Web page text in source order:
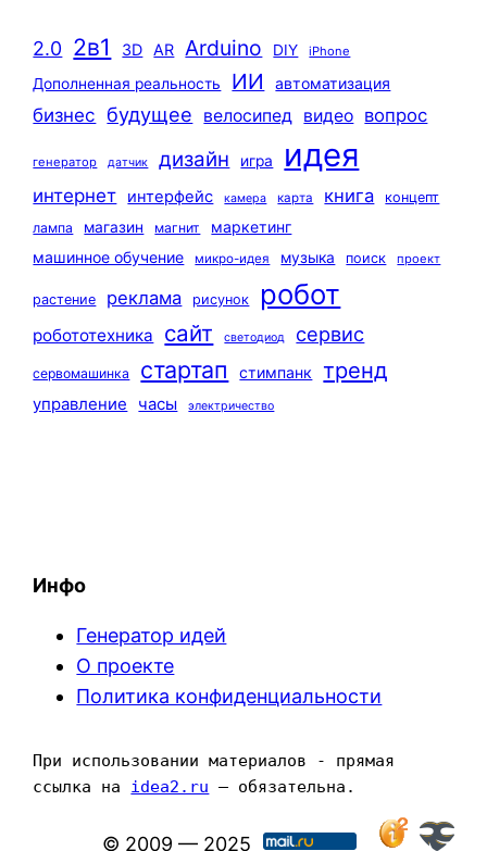
2.0 2в1 3D AR Arduino DIY iPhone
Дополненная реальность ИИ автоматизация
бизнес будущее велосипед видео вопрос
генератор датчик дизайн игра идея
интернет интерфейс камера карта книга
концепт
лампа
магазин магнит
маркетинг
машинное обучение
микро-идея музыка поиск проект
растение реклама рисунок робот
робототехника сайт светодиод сервис
сервомашинка стартап стимпанк тренд
управление часы электричество
Инфо
Генератор идей
О проекте
Политика конфиденциальности
При использовании материалов - прямая
ссылка на idea2.ru — обязательна.
© 2009 — 2025